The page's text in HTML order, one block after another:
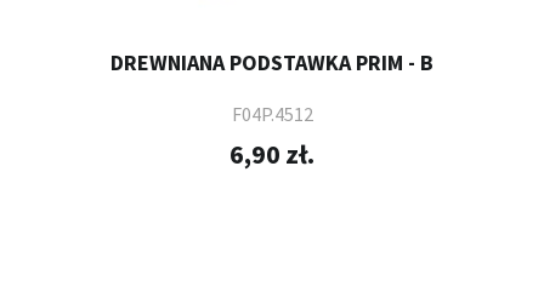
DREWNIANA PODSTAWKA PRIM - B
F04P.4512
6,90 zł.